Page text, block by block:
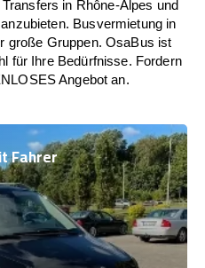
in Rhône-Alpes und
Busvermietung in
große Gruppen. OsaBus ist
für Ihre Bedürfnisse. Fordern
Angebot an.
Fahrer